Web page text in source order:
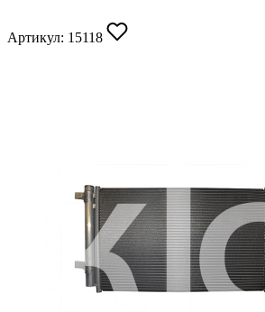
Артикул: 15118